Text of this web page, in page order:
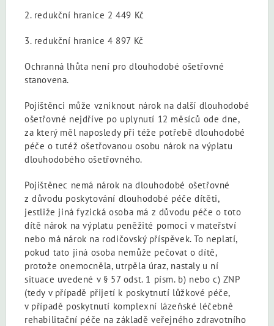
2. redukční hranice 2 449 Kč
3. redukční hranice 4 897 Kč
Ochranná lhůta není pro dlouhodobé ošetřovné
stanovena.
Pojištěnci může vzniknout nárok na další dlouhodobé
ošetřovné nejdříve po uplynutí 12 měsíců ode dne,
za který měl naposledy při téže potřebě dlouhodobé
péče o tutéž ošetřovanou osobu nárok na výplatu
dlouhodobého ošetřovného.
Pojištěnec nemá nárok na dlouhodobé ošetřovné
z důvodu poskytování dlouhodobé péče dítěti,
jestliže jiná fyzická osoba má z důvodu péče o toto
dítě nárok na výplatu peněžité pomoci v mateřství
nebo má nárok na rodičovský příspěvek. To neplatí,
pokud tato jiná osoba nemůže pečovat o dítě,
protože onemocněla, utrpěla úraz, nastaly u ní
situace uvedené v § 57 odst. 1 písm. b) nebo c) ZNP
(tedy v případě přijetí k poskytnutí lůžkové péče,
v případě poskytnutí komplexní lázeňské léčebně
rehabilitační péče na základě veřejného zdravotního